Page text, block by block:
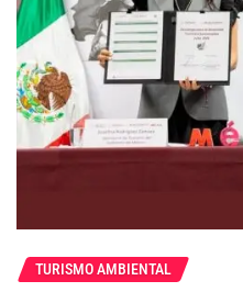
TURISMO AMBIENTAL